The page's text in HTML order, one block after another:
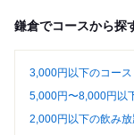
鎌倉でコースから探
3,000円以下のコース
5,000円〜8,000円以
2,000円以下の飲み